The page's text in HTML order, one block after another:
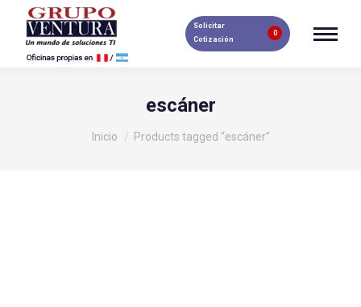
Solicitar
Cotización
0
escáner
Estás aquí:
Inicio Products tagged “escáner”